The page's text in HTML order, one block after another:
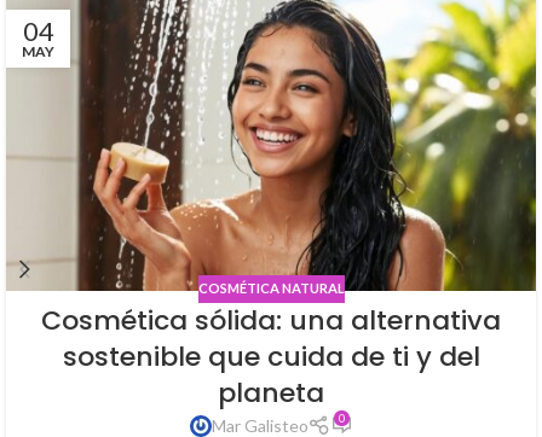
04
MAY
COSMÉTICA NATURAL
Cosmética sólida: una alternativa
sostenible que cuida de ti y del
planeta
Mar Galisteo 0